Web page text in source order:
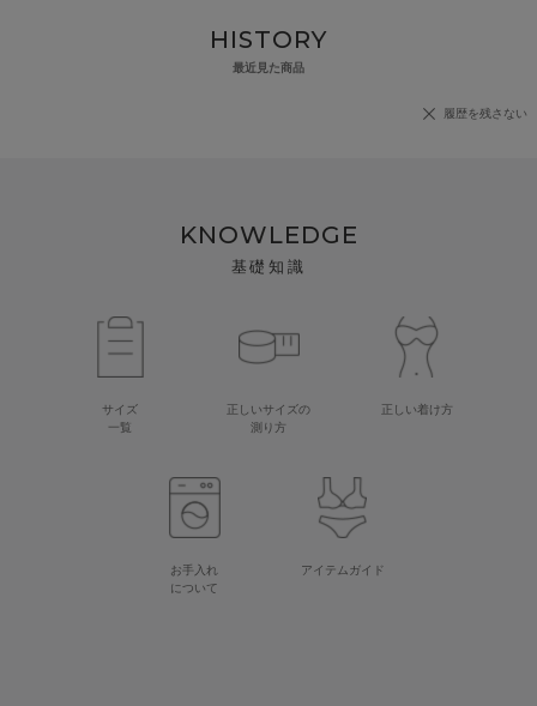
HISTORY
最近見た商品
履歴を残さない
KNOWLEDGE
基礎知識
サイズ
一覧
正しいサイズの
測り方
正しい着け方
お手入れ
について
アイテムガイド